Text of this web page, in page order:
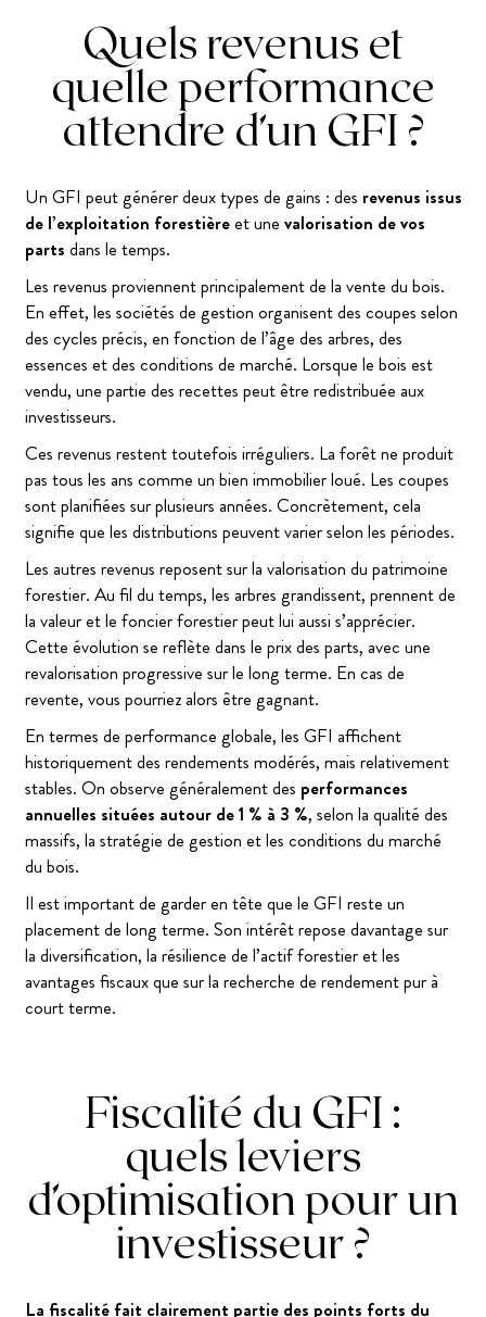
Quels revenus et
quelle performance
attendre d’un GFI ?
Un GFI peut générer deux types de gains : des revenus issus
de l’exploitation forestièreet une valorisation de vos
parts dans le temps.
Les revenus proviennent principalement de la vente du bois.
En effet, les sociétés de gestion organisent des coupes selon
des cycles précis, en fonction de l’âge des arbres, des
essences et des conditions de marché. Lorsque le bois est
vendu, une partie des recettes peut être redistribuée aux
investisseurs.
Ces revenus restent toutefois irréguliers. La forêt ne produit
pas tous les ans comme un bien immobilier loué. Les coupes
sont planifiées sur plusieurs années. Concrètement, cela
signifie que les distributions peuvent varier selon les périodes.
Les autres revenus reposent sur la valorisation du patrimoine
forestier. Au fil du temps, les arbres grandissent, prennent de
la valeur et le foncier forestier peut lui aussi s’apprécier.
Cette évolution se reflète dans le prix des parts, avec une
revalorisation progressive sur le long terme. En cas de
revente, vous pourriez alors être gagnant.
En termes de performance globale, les GFI affichent
historiquement des rendements modérés, mais relativement
stables. On observe généralement des performances
annuelles situées autour de 1 % à 3 %, selon la qualité des
massifs, la stratégie de gestion et les conditions du marché
du bois.
Il est important de garder en tête que le GFI reste un
placement de long terme. Son intérêt repose davantage sur
la diversification, la résilience de l’actif forestier et les
avantages fiscaux que sur la recherche de rendement pur à
court terme.
Fiscalité du GFI :
quels leviers
d’optimisation pour un
investisseur ?
La fiscalité fait clairement partie des points forts du